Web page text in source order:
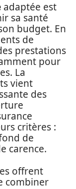
adaptée est
sa santé
budget. En
de
prestations
pour
La
vient
des
critères :
de
carence.
offrent
combiner